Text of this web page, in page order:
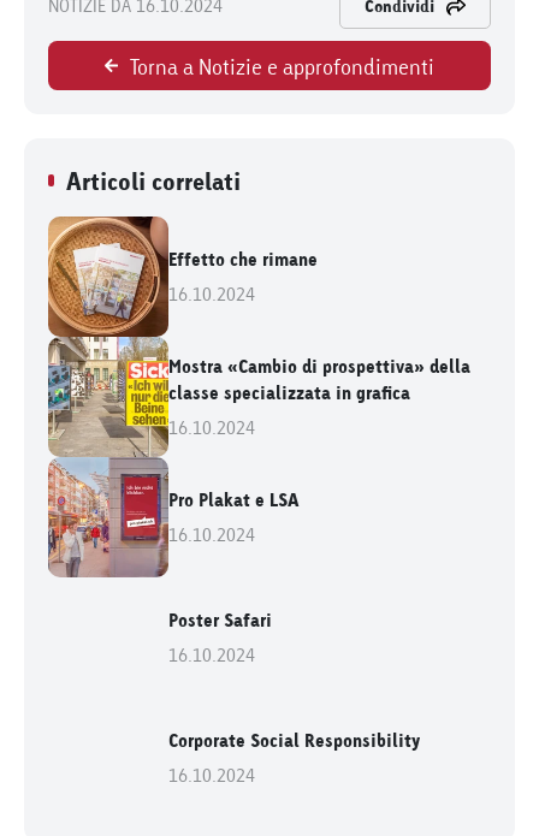
NOTIZIE DA 16.10.2024 Condividi
Torna a Notizie e approfondimenti
Articoli correlati
Effetto che rimane
16.10.2024
Mostra «Cambio di prospettiva» della
classe specializzata in grafica
16.10.2024
Pro Plakat e LSA
16.10.2024
Poster Safari
16.10.2024
Corporate Social Responsibility
16.10.2024